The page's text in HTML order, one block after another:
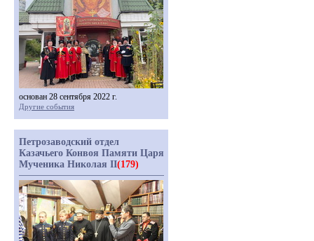
основан 28 сентября 2022 г.
Другие события
Петрозаводский отдел
Казачьего Конвоя Памяти Царя
Мученика Николая II(179)